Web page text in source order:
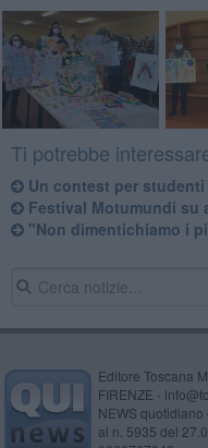
Ti potrebbe
​Un contest per
Festival Motumundi su
"Non dimentichiamo i
Editore Toscana
FIRENZE -
NEWS
al n. 5935 del